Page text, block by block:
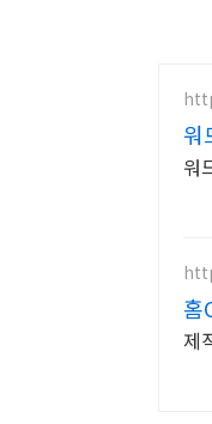
워
워
홈
제